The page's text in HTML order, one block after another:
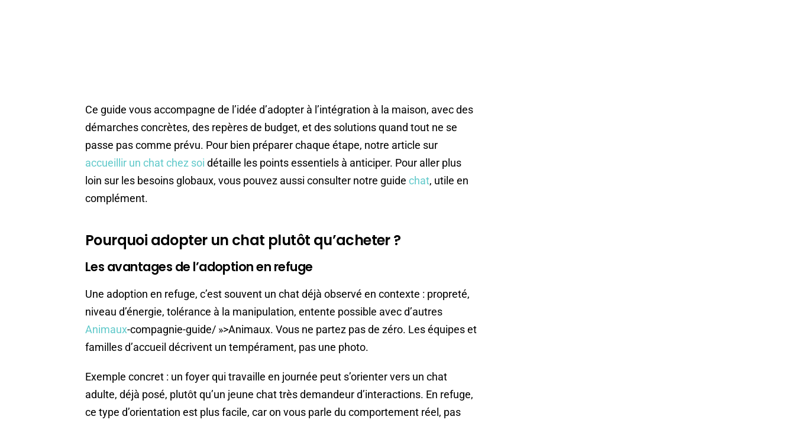
Ce guide vous accompagne de l’idée d’adopter à l’intégration à la maison, avec des
démarches concrètes, des repères de budget, et des solutions quand tout ne se
passe pas comme prévu. Pour bien préparer chaque étape, notre article sur
accueillir un chat chez soi détaille les points essentiels à anticiper. Pour aller plus
loin sur les besoins globaux, vous pouvez aussi consulter notre guide chat, utile en
complément.
Pourquoi adopter un chat plutôt qu’acheter ?
Les avantages de l’adoption en refuge
Une adoption en refuge, c’est souvent un chat déjà observé en contexte : propreté,
niveau d’énergie, tolérance à la manipulation, entente possible avec d’autres
Animaux-compagnie-guide/ »>Animaux. Vous ne partez pas de zéro. Les équipes et
familles d’accueil décrivent un tempérament, pas une photo.
Exemple concret : un foyer qui travaille en journée peut s’orienter vers un chat
adulte, déjà posé, plutôt qu’un jeune chat très demandeur d’interactions. En refuge,
ce type d’orientation est plus facile, car on vous parle du comportement réel, pas